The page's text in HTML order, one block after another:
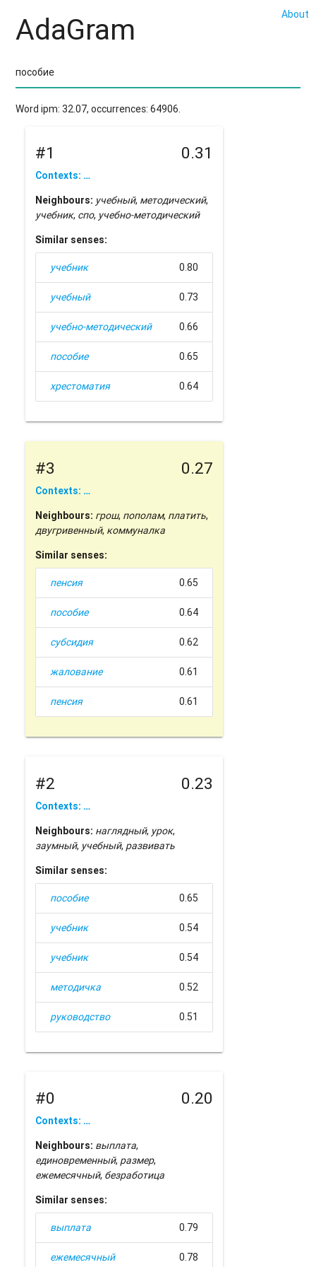
About
AdaGram
Word ipm: 32.07, occurrences: 64906.
#1 0.31
Contexts: …
Neighbours: учебный, методический,
учебник, спо, учебно-методический
Similar senses:
учебник 0.80
учебный 0.73
учебно-методический 0.66
пособие 0.65
хрестоматия 0.64
#3 0.27
Contexts: …
Neighbours: грош, пополам, платить,
двугривенный, коммуналка
Similar senses:
пенсия 0.65
пособие 0.64
субсидия 0.62
жалование 0.61
пенсия 0.61
#2 0.23
Contexts: …
Neighbours: наглядный, урок,
заумный, учебный, развивать
Similar senses:
пособие 0.65
учебник 0.54
учебник 0.54
методичка 0.52
руководство 0.51
#0 0.20
Contexts: …
Neighbours: выплата,
единовременный, размер,
ежемесячный, безработица
Similar senses:
выплата 0.79
ежемесячный 0.78